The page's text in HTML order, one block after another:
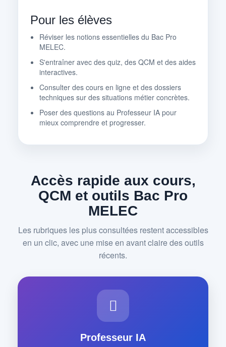
Pour les élèves
Réviser les notions essentielles du Bac Pro
MELEC.
S'entraîner avec des quiz, des QCM et des aides
interactives.
Consulter des cours en ligne et des dossiers
techniques sur des situations métier concrètes.
Poser des questions au Professeur IA pour
mieux comprendre et progresser.
Accès rapide aux cours,
QCM et outils Bac Pro
MELEC
Les rubriques les plus consultées restent accessibles
en un clic, avec une mise en avant claire des outils
récents.
Professeur IA